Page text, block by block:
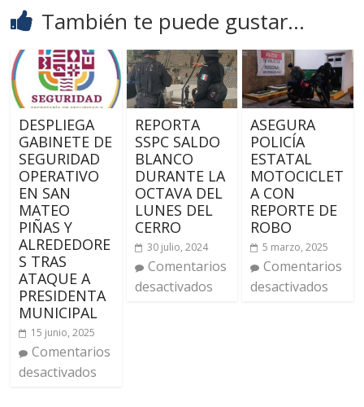
También te puede gustar...
DESPLIEGA
GABINETE DE
SEGURIDAD
OPERATIVO
EN SAN
MATEO
PIÑAS Y
ALREDEDORE
S TRAS
ATAQUE A
PRESIDENTA
MUNICIPAL
15 junio, 2025
Comentarios
desactivados
REPORTA
SSPC SALDO
BLANCO
DURANTE LA
OCTAVA DEL
LUNES DEL
CERRO
30 julio, 2024
Comentarios
desactivados
ASEGURA
POLICÍA
ESTATAL
MOTOCICLET
A CON
REPORTE DE
ROBO
5 marzo, 2025
Comentarios
desactivados